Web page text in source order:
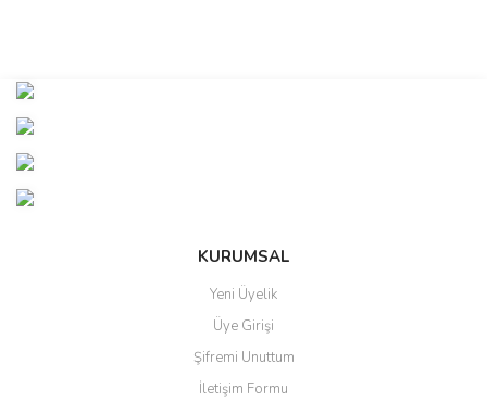
konularda yetersiz gördüğünüz noktaları öneri formunu kullanarak
Görüş ve önerileriniz için teşekkür ederiz.
Ürün bilgilerinde hatalar bulunuyor.
KURUMSAL
Yeni Üyelik
Üye Girişi
Şifremi Unuttum
İletişim Formu